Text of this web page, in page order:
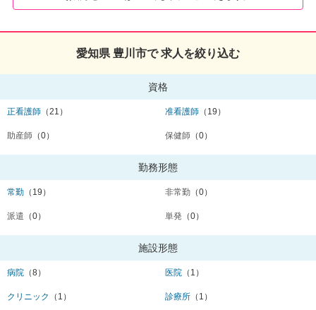
愛知県 豊川市で 求人を絞り込む
資格
正看護師 （21） 准看護師 （19）
助産師 （0） 保健師 （0）
勤務形態
常勤 （19） 非常勤 （0）
派遣 （0） 単発 （0）
施設形態
病院 （8） 医院 （1）
クリニック （1） 診療所 （1）